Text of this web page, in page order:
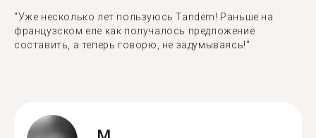
"​​Уже несколько лет пользуюсь Tandem! Раньше на
французском еле как получалось предложение
составить, а теперь говорю, не задумываясь!"